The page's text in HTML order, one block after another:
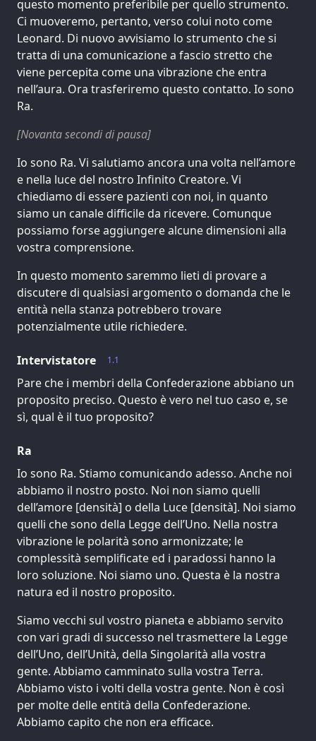
questo momento preferibile per quello strumento.
Ci muoveremo, pertanto, verso colui noto come
Leonard. Di nuovo avvisiamo lo strumento che si
tratta di una comunicazione a fascio stretto che
viene percepita come una vibrazione che entra
nell’aura. Ora trasferiremo questo contatto. Io sono
Ra.
[Novanta secondi di pausa]
Io sono Ra. Vi salutiamo ancora una volta nell’amore
e nella luce del nostro Infinito Creatore. Vi
chiediamo di essere pazienti con noi, in quanto
siamo un canale difficile da ricevere. Comunque
possiamo forse aggiungere alcune dimensioni alla
vostra comprensione.
In questo momento saremmo lieti di provare a
discutere di qualsiasi argomento o domanda che le
entità nella stanza potrebbero trovare
potenzialmente utile richiedere.
1.1
Intervistatore
Pare che i membri della Confederazione abbiano un
proposito preciso. Questo è vero nel tuo caso e, se
sì, qual è il tuo proposito?
Ra
Io sono Ra. Stiamo comunicando adesso. Anche noi
abbiamo il nostro posto. Noi non siamo quelli
dell’amore [densità] o della Luce [densità]. Noi siamo
quelli che sono della Legge dell’Uno. Nella nostra
vibrazione le polarità sono armonizzate; le
complessità semplificate ed i paradossi hanno la
loro soluzione. Noi siamo uno. Questa è la nostra
natura ed il nostro proposito.
Siamo vecchi sul vostro pianeta e abbiamo servito
con vari gradi di successo nel trasmettere la Legge
dell’Uno, dell’Unità, della Singolarità alla vostra
gente. Abbiamo camminato sulla vostra Terra.
Abbiamo visto i volti della vostra gente. Non è così
per molte delle entità della Confederazione.
Abbiamo capito che non era efficace.